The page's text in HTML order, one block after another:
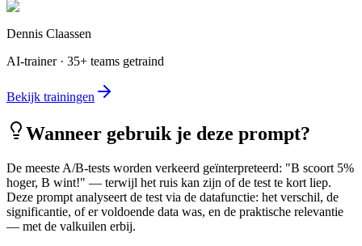
Dennis Claassen
AI-trainer · 35+ teams getraind
Bekijk trainingen
Wanneer gebruik je deze prompt?
De meeste A/B-tests worden verkeerd geïnterpreteerd: "B scoort 5%
hoger, B wint!" — terwijl het ruis kan zijn of de test te kort liep.
Deze prompt analyseert de test via de datafunctie: het verschil, de
significantie, of er voldoende data was, en de praktische relevantie
— met de valkuilen erbij.